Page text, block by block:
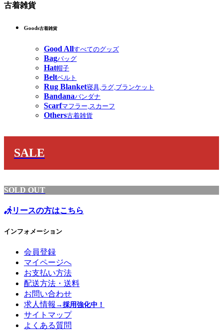
古着雑貨
Goods古着雑貨
Good Allすべてのグッズ
Bagバッグ
Hat帽子
Beltベルト
Rug Blanket寝具,ラグ,ブランケット
Bandanaバンダナ
Scarfマフラー,スカーフ
Others古着雑貨
SALE
SOLD OUT
リースの方はこちら
インフォメーション
会員登録
マイページへ
お支払い方法
配送方法・送料
お問い合わせ
求人情報 →採用強化中！
サイトマップ
よくある質問